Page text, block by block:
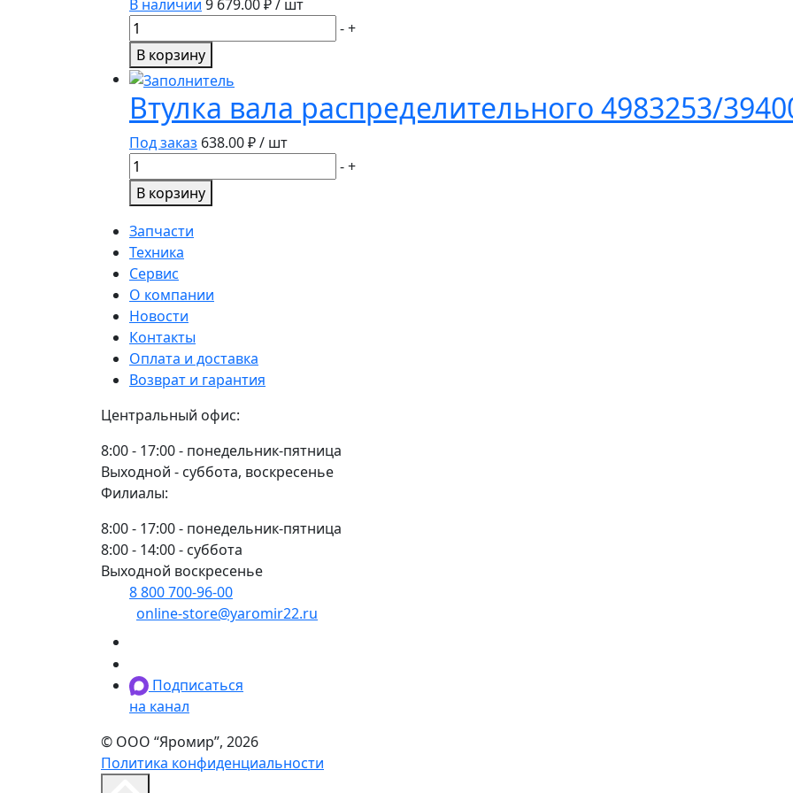
В наличии 9 679.00₽ / шт
Количество
товара
Натяжитель
ремня
Cummins
3400885
2871294
4920105
CUMMINS
4299053
-+
В корзину
Втулка вала распределительного 4983253/
Под заказ 638.00₽ / шт
Количество
товара
Втулка
вала
распределительного
4983253/3940059
-+
В корзину
Запчасти
Техника
Сервис
О компании
Новости
Контакты
Оплата и доставка
Возврат и гарантия
Центральный офис:
8:00 - 17:00 - понедельник-пятница
Выходной - суббота, воскресенье
Филиалы:
8:00 - 17:00 - понедельник-пятница
8:00 - 14:00 - суббота
Выходной воскресенье
8 800 700-96-00
online-store@yaromir22.ru
Подписаться
на канал
© ООО “Яромир”, 2026
Политика конфиденциальности